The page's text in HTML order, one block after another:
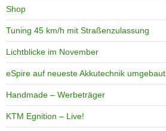
Shop
Tuning 45 km/h mit Straßenzulassung
Lichtblicke im November
eSpire auf neueste Akkutechnik umgebaut
Handmade – Werbeträger
KTM Egnition – Live!